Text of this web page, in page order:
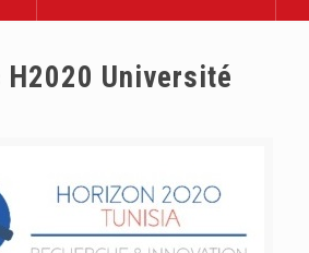
H2020 Université